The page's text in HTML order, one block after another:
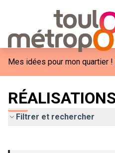
Mes idées pour mon quartier !
Filtrer et rechercher